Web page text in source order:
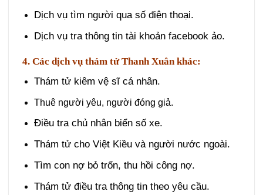
Dịch vụ tìm người qua số điện thoại.
Dịch vụ tra thông tin tài khoản facebook ảo.
4. Các dịch vụ thám tử Thanh Xuân khác:
Thám tử kiêm vệ sĩ cá nhân.
Thuê người yêu, người đóng giả.
Điều tra chủ nhân biển số xe.
Thám tử cho Việt Kiều và người nước ngoài.
Tìm con nợ bỏ trốn, thu hồi công nợ.
Thám tử điều tra thông tin theo yêu cầu.